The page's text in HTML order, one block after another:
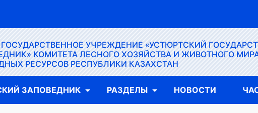
УЧРЕЖДЕНИЕ «УСТЮРТСКИЙ
КОМИТЕТА ЛЕСНОГО ХОЗЯЙСТВА И ЖИВОТНОГО
РЕСУРСОВ РЕСПУБЛИКИ КАЗАХСТАН
ЗАПОВЕДНИК РАЗДЕЛЫ НОВОСТИ